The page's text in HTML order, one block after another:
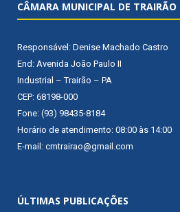
CÂMARA MUNICIPAL DE TRAIRÃO
Responsável: Denise Machado Castro
End: Avenida João Paulo II
Industrial – Trairão – PA
CEP: 68198-000
Fone: (93) 98435-8184
Horário de atendimento: 08:00 às 14:00
E-mail: cmtrairao@gmail.com
ÚLTIMAS PUBLICAÇÕES